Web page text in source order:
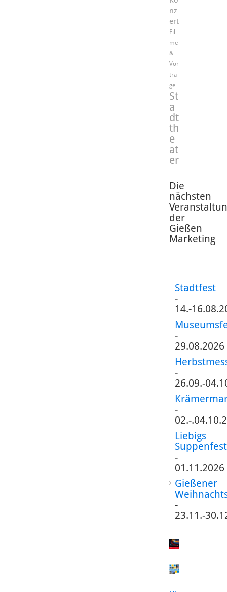
nz
ert
Fil
me
&
Vor
trä
ge
St
a
dt
th
e
at
er
Die
nächsten
der
Gießen
Marketing
Stadtfest
-
14.-
-
29.08.2026
-
26.09.-
-
02.-
Liebigs
Suppenfest
-
01.11.2026
Gießener
-
23.11.-